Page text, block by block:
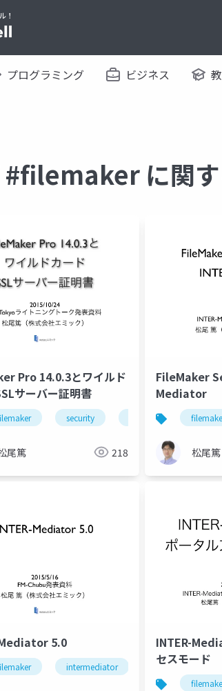
プログラミング ビジネス
#filemaker に関
Pro 14.0.3とワイルド
サーバー証明書
security
尾篤 218
FileMaker
Mediator
松尾篤
5.0
intermediator
INTER-
セスモード